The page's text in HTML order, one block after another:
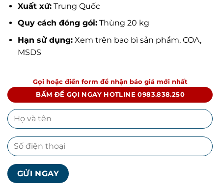
Xuất xứ:Trung Quốc
Quy cách đóng gói:Thùng 20 kg
Hạn sử dụng:Xem trên bao bì sản phẩm, COA,
MSDS
Gọi hoặc điền form để nhận báo giá mới nhất
BẤM ĐỂ GỌI NGAY HOTLINE 0983.838.250